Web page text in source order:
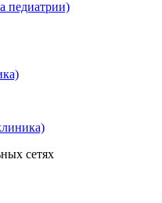
педиатрии)
сетях